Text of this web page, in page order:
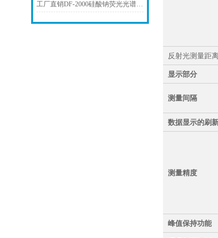
工厂直销DF-2000硅酸钠荧光光谱仪技术参数
反射光测量距
显示部分
测量间隔
数据显示的刷
测量精度
峰值保持功能